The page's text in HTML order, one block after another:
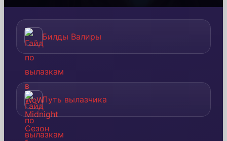
Билды Валиры
Путь вылазчика